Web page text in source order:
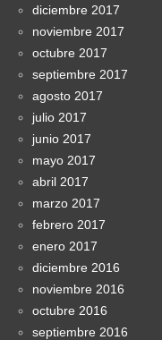
diciembre 2017
noviembre 2017
octubre 2017
septiembre 2017
agosto 2017
julio 2017
junio 2017
mayo 2017
abril 2017
marzo 2017
febrero 2017
enero 2017
diciembre 2016
noviembre 2016
octubre 2016
septiembre 2016